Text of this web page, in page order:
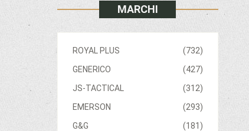
MARCHI
(732)
ROYAL PLUS
(427)
GENERICO
(312)
JS-TACTICAL
(293)
EMERSON
(181)
G&G